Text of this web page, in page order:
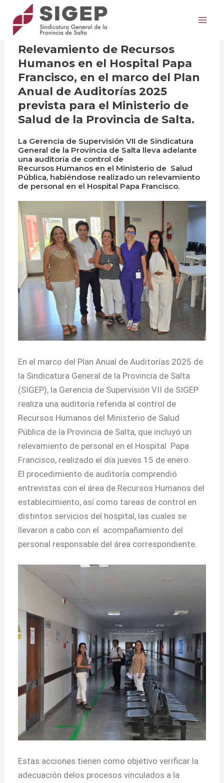
contenido
Actividades/15 enero, 2026
Relevamiento de Recursos
Humanos en el Hospital Papa
Francisco, en el marco del Plan
Anual de Auditorías 2025
prevista para el Ministerio de
Salud de la Provincia de Salta.
La Gerencia de Supervisión VII de Sindicatura
General de la Provincia de Salta lleva adelante
una auditoría de control de
Recursos Humanos en el Ministerio de Salud
Pública, habiéndose realizado un relevamiento
de personal en el Hospital Papa Francisco.
En el marco del Plan Anual de Auditorías 2025 de
la Sindicatura General de la Provincia de Salta
(SIGEP), la Gerencia de Supervisión VII de SIGEP
realiza una auditoría referida al control de
Recursos Humanos del Ministerio de Salud
Pública de la Provincia de Salta, que incluyó un
relevamiento de personal en el Hospital Papa
Francisco, realizado el día jueves 15 de enero.
El procedimiento de auditoría comprendió
entrevistas con el área de Recursos Humanos del
establecimiento, así como tareas de control en
distintos servicios del hospital, las cuales se
llevaron a cabo con el acompañamiento del
personal responsable del área correspondiente.
Estas acciones tienen como objetivo verificar la
adecuación delos procesos vinculados a la
navigation